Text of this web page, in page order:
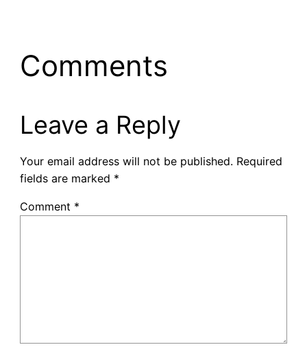
Comments
Leave a Reply
Your email address will not be published. Required
fields are marked *
Comment *